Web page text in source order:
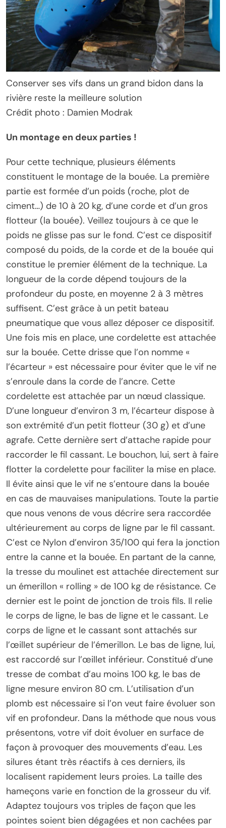
Conserver ses vifs dans un grand bidon dans la
rivière reste la meilleure solution
Crédit photo : Damien Modrak
Un montage en deux parties !
Pour cette technique, plusieurs éléments
constituent le montage de la bouée. La première
partie est formée d’un poids (roche, plot de
ciment…) de 10 à 20 kg, d’une corde et d’un gros
flotteur (la bouée). Veillez toujours à ce que le
poids ne glisse pas sur le fond. C’est ce dispositif
composé du poids, de la corde et de la bouée qui
constitue le premier élément de la technique. La
longueur de la corde dépend toujours de la
profondeur du poste, en moyenne 2 à 3 mètres
suffisent. C’est grâce à un petit bateau
pneumatique que vous allez déposer ce dispositif.
Une fois mis en place, une cordelette est attachée
sur la bouée. Cette drisse que l’on nomme «
l’écarteur » est nécessaire pour éviter que le vif ne
s’enroule dans la corde de l’ancre. Cette
cordelette est attachée par un nœud classique.
D’une longueur d’environ 3 m, l’écarteur dispose à
son extrémité d’un petit flotteur (30 g) et d’une
agrafe. Cette dernière sert d’attache rapide pour
raccorder le fil cassant. Le bouchon, lui, sert à faire
flotter la cordelette pour faciliter la mise en place.
Il évite ainsi que le vif ne s’entoure dans la bouée
en cas de mauvaises manipulations. Toute la partie
que nous venons de vous décrire sera raccordée
ultérieurement au corps de ligne par le fil cassant.
C’est ce Nylon d’environ 35/100 qui fera la jonction
entre la canne et la bouée. En partant de la canne,
la tresse du moulinet est attachée directement sur
un émerillon « rolling » de 100 kg de résistance. Ce
dernier est le point de jonction de trois fils. Il relie
le corps de ligne, le bas de ligne et le cassant. Le
corps de ligne et le cassant sont attachés sur
l’œillet supérieur de l’émerillon. Le bas de ligne, lui,
est raccordé sur l’œillet inférieur. Constitué d’une
tresse de combat d’au moins 100 kg, le bas de
ligne mesure environ 80 cm. L’utilisation d’un
plomb est nécessaire si l’on veut faire évoluer son
vif en profondeur. Dans la méthode que nous vous
présentons, votre vif doit évoluer en surface de
façon à provoquer des mouvements d’eau. Les
silures étant très réactifs à ces derniers, ils
localisent rapidement leurs proies. La taille des
hameçons varie en fonction de la grosseur du vif.
Adaptez toujours vos triples de façon que les
pointes soient bien dégagées et non cachées par